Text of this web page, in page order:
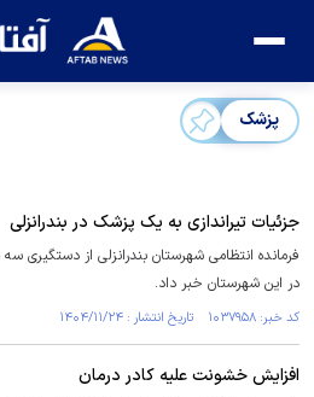
پزشک
جزئیات تیراندازی به یک پزشک در بندرانزلی
فرمانده انتظامی شهرستان بندرانزلی از دستگیری
در این شهرستان خبر داد.
کد خبر: ۱۰۳۷۹۵۸ تاریخ انتشار : ۱۴۰۴/۱۱/۲۴
افزایش خشونت علیه کادر درمان